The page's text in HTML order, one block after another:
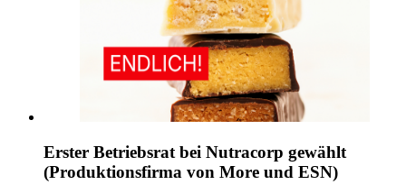
Erster Betriebsrat bei Nutracorp gewählt
(Produktionsfirma von More und ESN)